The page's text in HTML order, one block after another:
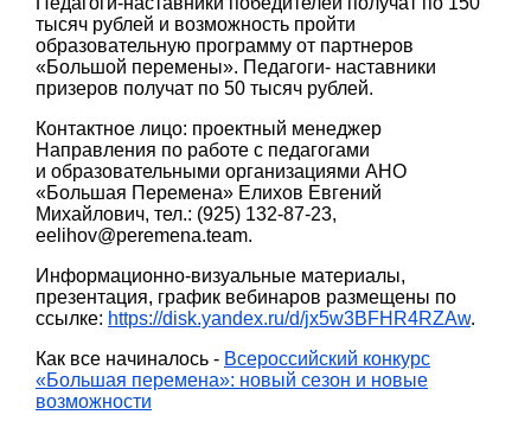
тысяч рублей и возможность пройти
образовательную программу от партнеров
«Большой перемены». Педагоги- наставники
призеров получат по 50 тысяч рублей.
Контактное лицо: проектный менеджер
Направления по работе с педагогами
и образовательными организациями АНО
«Большая Перемена» Елихов Евгений
Михайлович, тел.: (925) 132-87-23,
eelihov@peremena.team.
Информационно-визуальные материалы,
презентация, график вебинаров размещены по
ссылке: https://disk.yandex.ru/d/jx5w3BFHR4RZAw.
Как все начиналось - Всероссийский конкурс
«Большая перемена»: новый сезон и новые
возможности